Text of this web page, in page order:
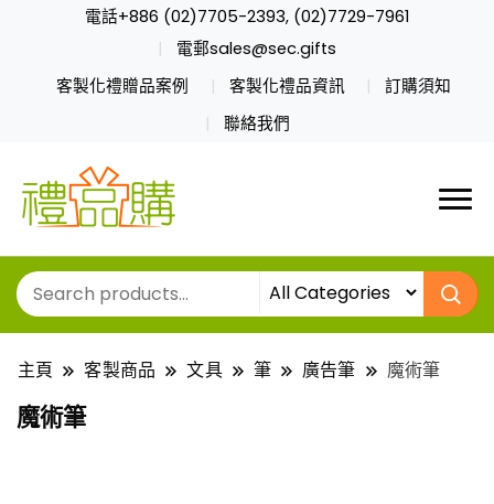
電話+886 (02)7705-2393, (02)7729-7961
電郵sales@sec.gifts
客製化禮贈品案例
客製化禮品資訊
訂購須知
聯絡我們
主頁 客製商品 文具 筆 廣告筆 魔術筆
魔術筆